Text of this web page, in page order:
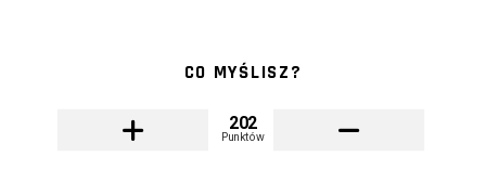
CO MYŚLISZ?
202
Punktów